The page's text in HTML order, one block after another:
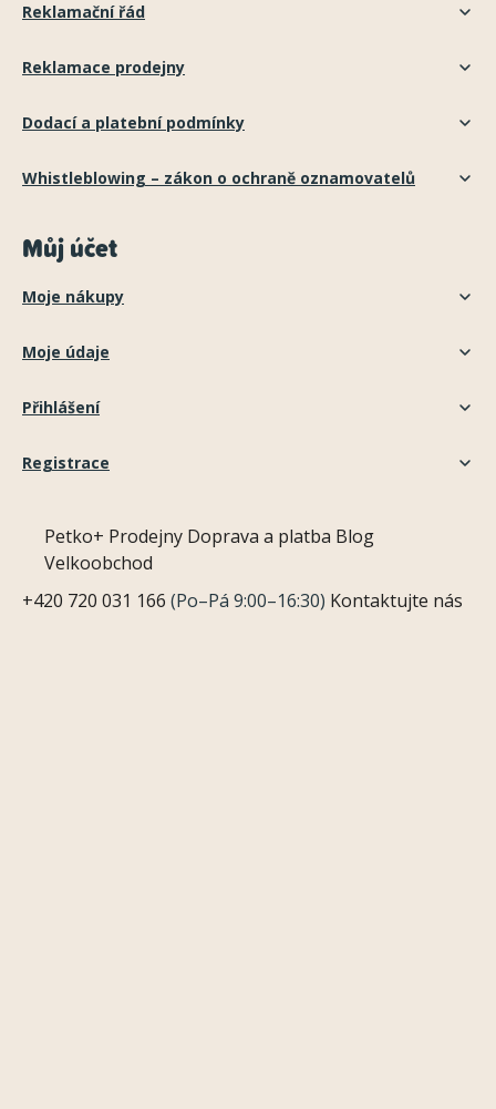
Reklamační řád
Reklamace prodejny
Dodací a platební podmínky
Whistleblowing – zákon o ochraně oznamovatelů
Můj účet
Moje nákupy
Moje údaje
Přihlášení
Registrace
Petko+ Prodejny Doprava a platba Blog
Velkoobchod
+420 720 031 166 (Po–Pá 9:00–16:30) Kontaktujte nás